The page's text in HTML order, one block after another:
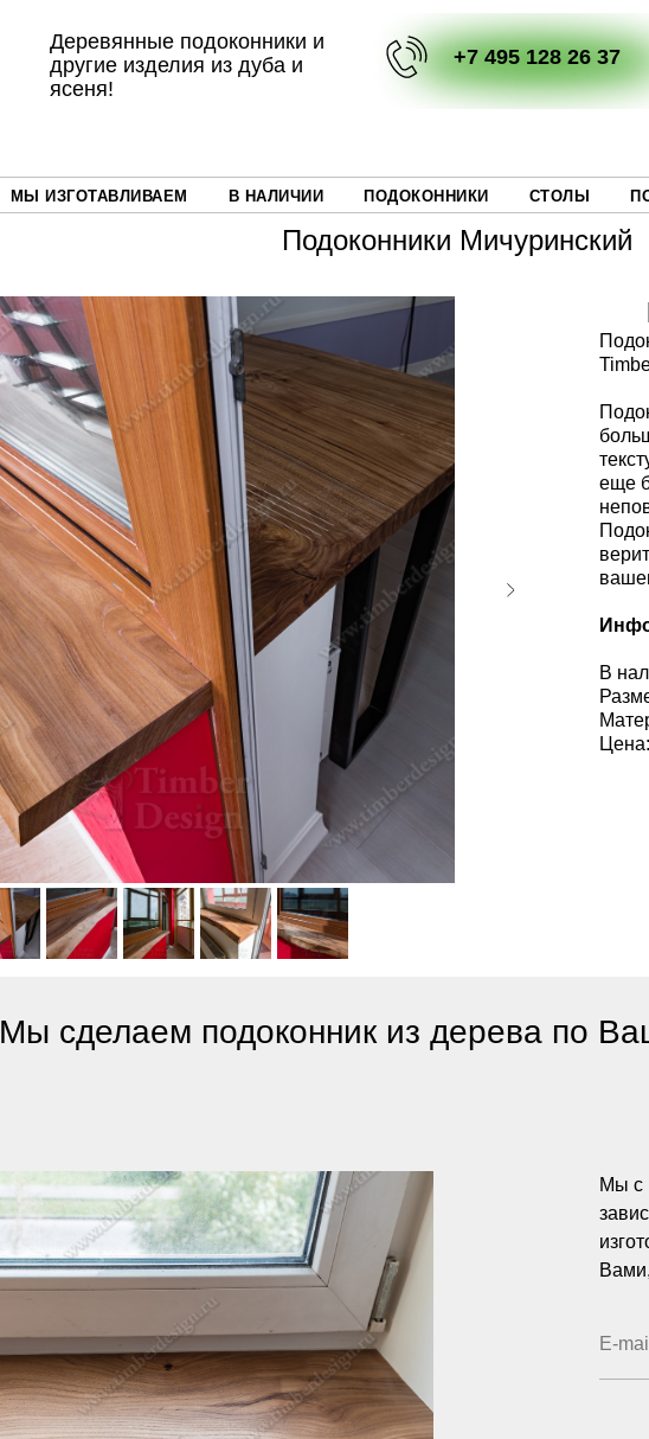
+7 495 128 26 37
Деревянные подоконники и
другие изделия из дуба и
ясеня!
МЫ ИЗГОТАВЛИВАЕМ В НАЛИЧИИ ПОДОКОННИКИ СТОЛЫ
Подоконники Мичуринский
еще
В
Мы сделаем подоконник из дерева по
Мы с